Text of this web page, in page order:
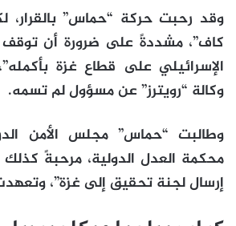
وقد رحبت حركة “حماس” بالقرار،
كاف”، مشددةً على ضرورة أن توقف
الإسرائيلي على قطاع غزة
وكالة “رويترز” عن مسؤول لم تسمه.
وطالبت “حماس” مجلس الأمن
محكمة العدل الدولية، مرحبةً كذلك
إرسال لجنة تحقيق إلى غزة”،